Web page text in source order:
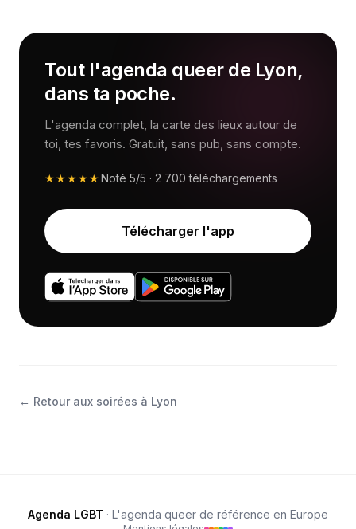
Tout l'agenda queer de Lyon,
dans ta poche.
L'agenda complet, la carte des lieux autour de
toi, tes favoris. Gratuit, sans pub, sans compte.
★★★★★Noté 5/5 · 2 700 téléchargements
Télécharger l'app
← Retour aux soirées à Lyon
Agenda LGBT · L'agenda queer de référence en Europe